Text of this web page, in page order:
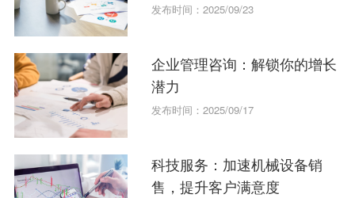
发布时间：2025/09/23
企业管理咨询：解锁你的增长
潜力
发布时间：2025/09/17
科技服务：加速机械设备销
售，提升客户满意度